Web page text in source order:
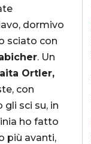
dormivo
sciato con
. Un
Ortler,
con
sci su, in
ho fatto
più avanti,